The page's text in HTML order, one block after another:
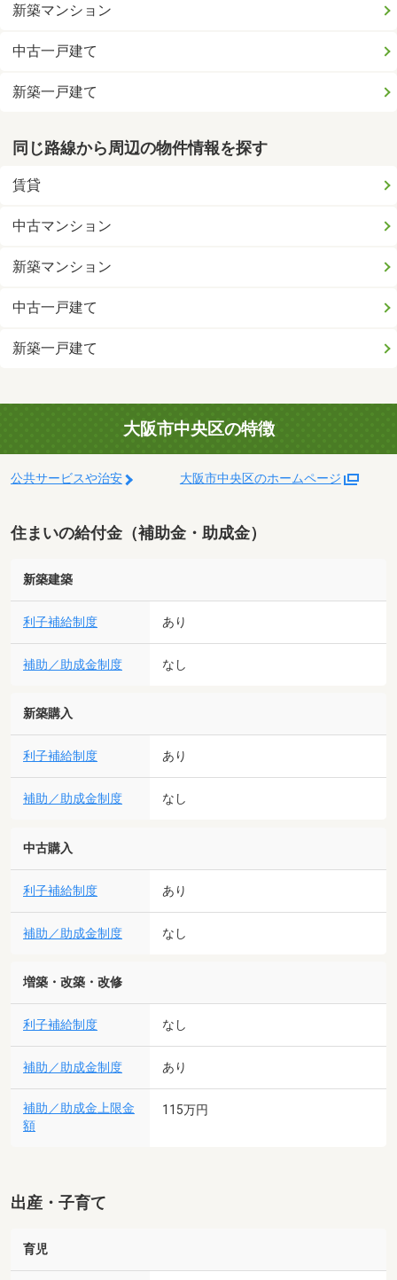
新築マンション
中古一戸建て
新築一戸建て
同じ路線から周辺の物件情報を探す
賃貸
中古マンション
新築マンション
中古一戸建て
新築一戸建て
大阪市中央区の特徴
公共サービスや治安 大阪市中央区のホームページ
住まいの給付金（補助金・助成金）
新築建築
利子補給制度 あり
補助／助成金制度 なし
新築購入
利子補給制度 あり
補助／助成金制度 なし
中古購入
利子補給制度 あり
補助／助成金制度 なし
増築・改築・改修
利子補給制度 なし
補助／助成金制度 あり
補助／助成金上限金
額
115万円
出産・子育て
育児